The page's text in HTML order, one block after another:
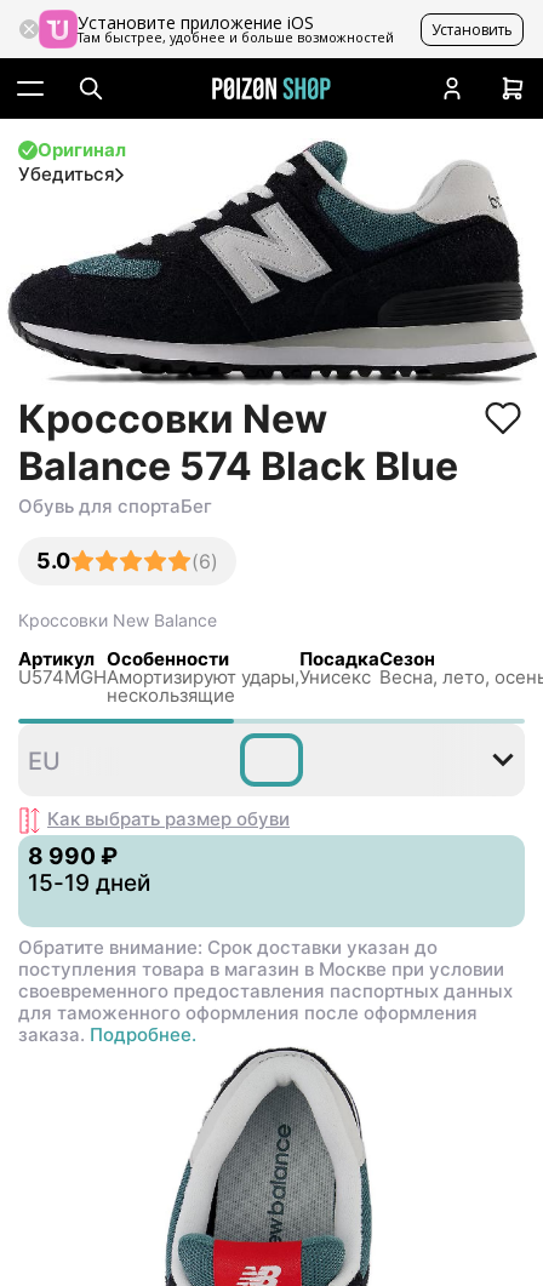
Установите приложение iOS
Там быстрее, удобнее и больше возможностей Установить
Оригинал
Убедиться
Кроссовки New
Balance 574 Black Blue
Обувь для спортаБег
5.0 (6)
Кроссовки New Balance
Артикул
U574MGH
Особенности
Амортизируют удары,
нескользящиe
Посадка
Унисекс
Сезон
Весна, лето,
,5
EU
Как выбрать размер обуви
8 990 ₽
15-19 дней
Обратите внимание: Срок доставки указан до
поступления товара в магазин в Москве при условии
своевременного предоставления паспортных данных
для таможенного оформления после оформления
заказа. Подробнее.